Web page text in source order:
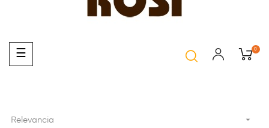
Navegación
de
☰ 0
Relevancia 